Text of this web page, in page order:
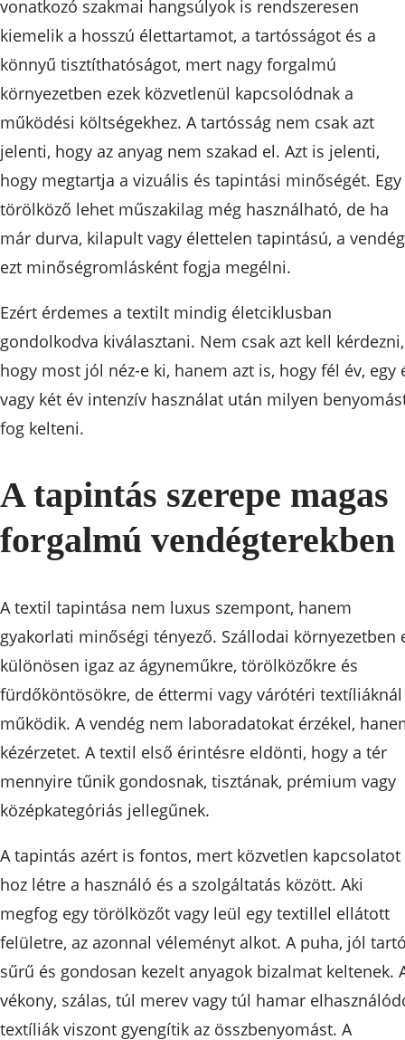
vonatkozó szakmai hangsúlyok is rendszeresen
kiemelik a hosszú élettartamot, a tartósságot és a
könnyű tisztíthatóságot, mert nagy forgalmú
környezetben ezek közvetlenül kapcsolódnak a
működési költségekhez. A tartósság nem csak azt
jelenti, hogy az anyag nem szakad el. Azt is jelenti,
hogy megtartja a vizuális és tapintási minőségét. Egy
törölköző lehet műszakilag még használható, de ha
már durva, kilapult vagy élettelen tapintású, a vendég
ezt minőségromlásként fogja megélni.
Ezért érdemes a textilt mindig életciklusban
gondolkodva kiválasztani. Nem csak azt kell kérdezni,
hogy most jól néz-e ki, hanem azt is, hogy fél év, egy
vagy két év intenzív használat után milyen
fog kelteni.
A tapintás szerepe magas
forgalmú vendégterekben
A textil tapintása nem luxus szempont, hanem
gyakorlati minőségi tényező. Szállodai környezetben
különösen igaz az ágyneműkre, törölközőkre és
fürdőköntösökre, de éttermi vagy várótéri
működik. A vendég nem laboradatokat érzékel,
kézérzetet. A textil első érintésre eldönti, hogy a tér
mennyire tűnik gondosnak, tisztának, prémium vagy
középkategóriás jellegűnek.
A tapintás azért is fontos, mert közvetlen kapcsolatot
hoz létre a használó és a szolgáltatás között. Aki
megfog egy törölközőt vagy leül egy textillel ellátott
felületre, az azonnal véleményt alkot. A puha, jól
sűrű és gondosan kezelt anyagok bizalmat keltenek.
vékony, szálas, túl merev vagy túl hamar
textíliák viszont gyengítik az összbenyomást. A